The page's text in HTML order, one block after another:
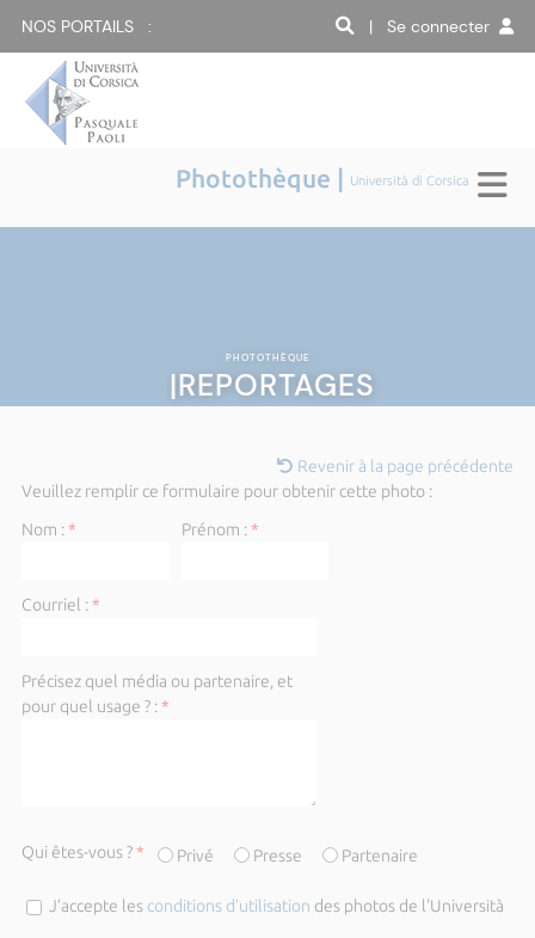
NOS PORTAILS : | Se connecter
Photothèque | Università di Corsica
PHOTOTHÈQUE
|REPORTAGES
Revenir à la page précédente
Veuillez remplir ce formulaire pour obtenir cette photo :
Nom :* Prénom :*
Courriel :*
Précisez quel média ou partenaire, et
pour quel usage ? :*
Qui êtes-vous ?* Privé Presse Partenaire
J’accepte les conditions d’utilisation des photos de l'Università